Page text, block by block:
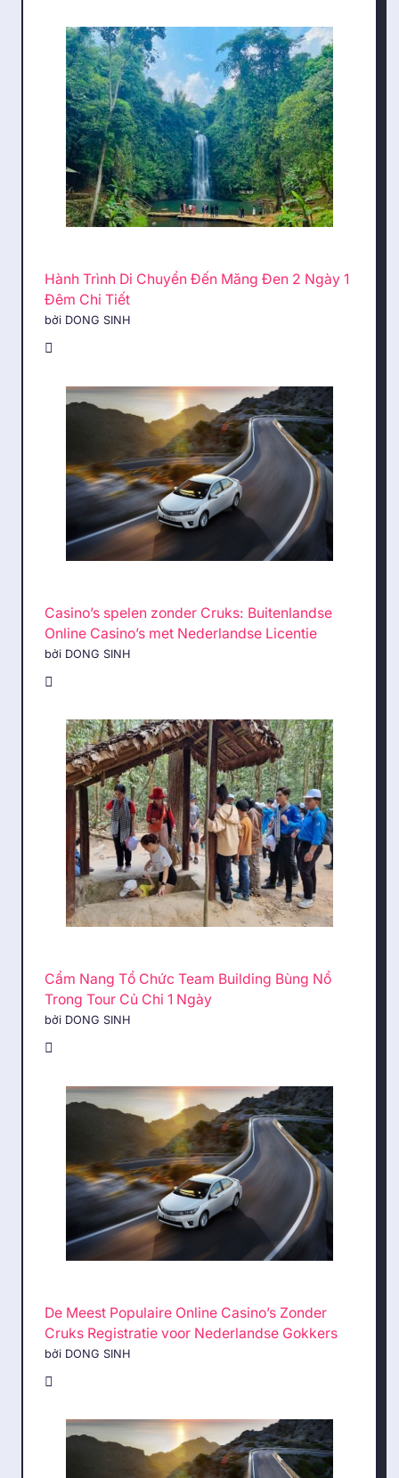
Hành Trình Di Chuyển Đến Măng Đen 2 Ngày 1
Đêm Chi Tiết
bởi DONG SINH
Casino’s spelen zonder Cruks: Buitenlandse
Online Casino’s met Nederlandse Licentie
bởi DONG SINH
Cẩm Nang Tổ Chức Team Building Bùng Nổ
Trong Tour Củ Chi 1 Ngày
bởi DONG SINH
De Meest Populaire Online Casino’s Zonder
Cruks Registratie voor Nederlandse Gokkers
bởi DONG SINH